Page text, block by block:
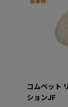
コムペット
ションJF